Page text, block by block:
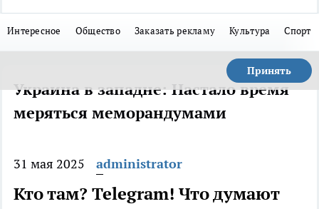
Интересное Общество Заказать рекламу Культура Спорт
Принять
Украина в западне: Настало время
меряться меморандумами
31 мая 2025 administrator
Кто там? Telegram! Что думают